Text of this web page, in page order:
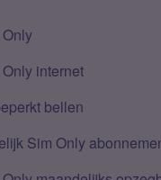
internet
bellen
Sim Only